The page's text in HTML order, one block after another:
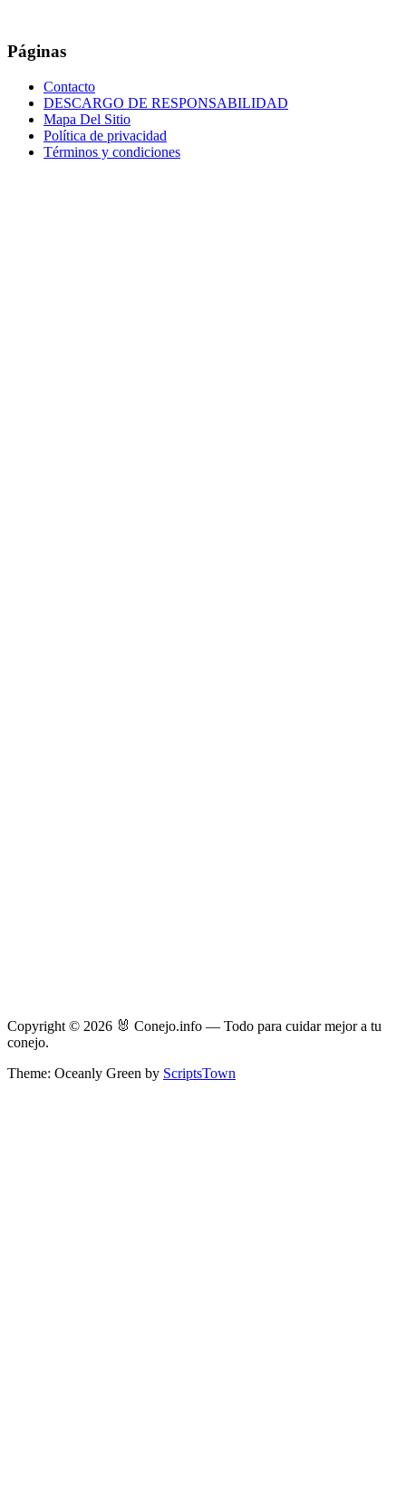
Páginas
Contacto
DESCARGO DE RESPONSABILIDAD
Mapa Del Sitio
Política de privacidad
Términos y condiciones
Copyright © 2026 🐰 Conejo.info — Todo para cuidar mejor a tu
conejo.
Theme: Oceanly Green by ScriptsTown